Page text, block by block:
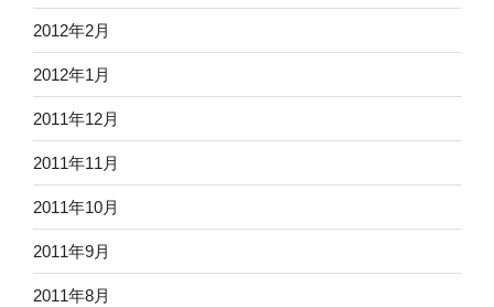
2012年2月
2012年1月
2011年12月
2011年11月
2011年10月
2011年9月
2011年8月